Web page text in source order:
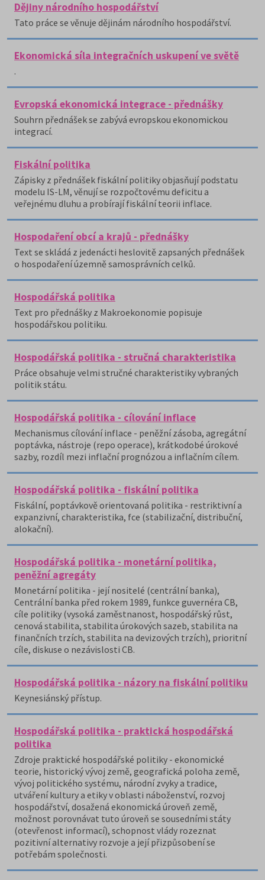
Dějiny národního hospodářství
Tato práce se věnuje dějinám národního hospodářství.
Ekonomická síla integračních uskupení ve světě
.
Evropská ekonomická integrace - přednášky
Souhrn přednášek se zabývá evropskou ekonomickou
integrací.
Fiskální politika
Zápisky z přednášek fiskální politiky objasňují podstatu
modelu IS-LM, věnují se rozpočtovému deficitu a
veřejnému dluhu a probírají fiskální teorii inflace.
Hospodaření obcí a krajů - přednášky
Text se skládá z jedenácti heslovitě zapsaných přednášek
o hospodaření územně samosprávních celků.
Hospodářská politika
Text pro přednášky z Makroekonomie popisuje
hospodářskou politiku.
Hospodářská politika - stručná charakteristika
Práce obsahuje velmi stručné charakteristiky vybraných
politik státu.
Hospodářská politika - cílování inflace
Mechanismus cílování inflace - peněžní zásoba, agregátní
poptávka, nástroje (repo operace), krátkodobé úrokové
sazby, rozdíl mezi inflační prognózou a inflačním cílem.
Hospodářská politika - fiskální politika
Fiskální, poptávkově orientovaná politika - restriktivní a
expanzivní, charakteristika, fce (stabilizační, distribuční,
alokační).
Hospodářská politika - monetární politika,
peněžní agregáty
Monetární politika - její nositelé (centrální banka),
Centrální banka před rokem 1989, funkce guvernéra CB,
cíle politiky (vysoká zaměstnanost, hospodářský růst,
cenová stabilita, stabilita úrokových sazeb, stabilita na
finančních trzích, stabilita na devizových trzích), prioritní
cíle, diskuse o nezávislosti CB.
Hospodářská politika - názory na fiskální politiku
Keynesiánský přístup.
Hospodářská politika - praktická hospodářská
politika
Zdroje praktické hospodářské politiky - ekonomické
teorie, historický vývoj země, geografická poloha země,
vývoj politického systému, národní zvyky a tradice,
utváření kultury a etiky v oblasti náboženství, rozvoj
hospodářství, dosažená ekonomická úroveň země,
možnost porovnávat tuto úroveň se sousedními státy
(otevřenost informací), schopnost vlády rozeznat
pozitivní alternativy rozvoje a její přizpůsobení se
potřebám společnosti.